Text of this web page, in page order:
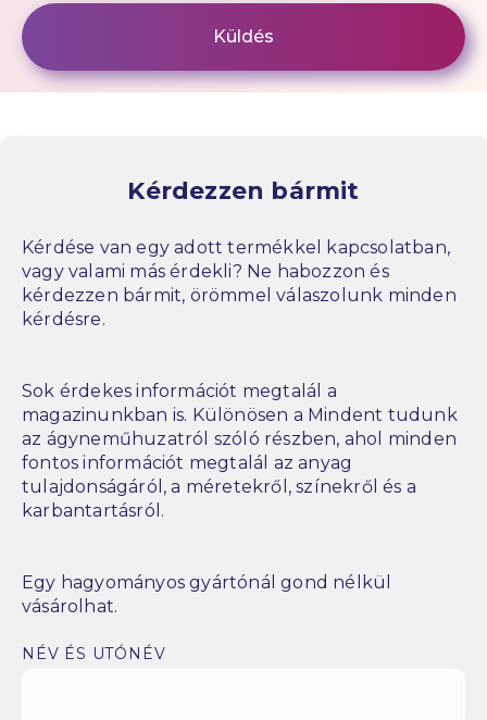
Kérdezzen bármit
Kérdése van egy adott termékkel kapcsolatban,
vagy valami más érdekli? Ne habozzon és
kérdezzen bármit, örömmel válaszolunk minden
kérdésre.
Sok érdekes információt megtalál a
magazinunkban is. Különösen a Mindent tudunk
az ágyneműhuzatról szóló részben, ahol minden
fontos információt megtalál az anyag
tulajdonságáról, a méretekről, színekről és a
karbantartásról.
Egy hagyományos gyártónál gond nélkül
vásárolhat.
NÉV ÉS UTÓNÉV